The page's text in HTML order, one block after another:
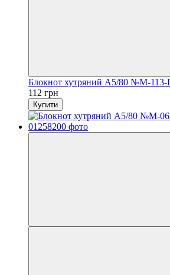
Блокнот хутряний А5/80 №М-113-
112 грн
Купити